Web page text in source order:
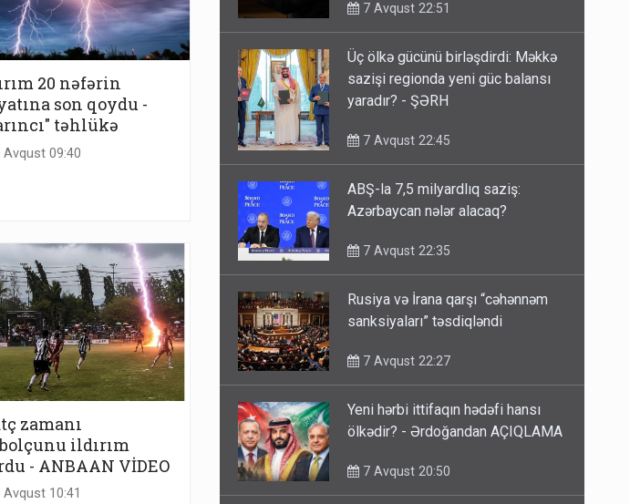
20 nəfərin
son qoydu -
təhlükə
Avqust 09:40
zamanı
ildırım
- ANBAAN VİDEO
Avqust 10:41
7 Avqust 22:51
Üç ölkə gücünü birləşdirdi: Məkkə
sazişi regionda yeni güc balansı
yaradır? - ŞƏRH
7 Avqust 22:45
ABŞ-la 7,5 milyardlıq saziş:
Azərbaycan nələr alacaq?
7 Avqust 22:35
Rusiya və İrana qarşı “cəhənnəm
sanksiyaları” təsdiqləndi
7 Avqust 22:27
Yeni hərbi ittifaqın hədəfi hansı
ölkədir? - Ərdoğandan AÇIQLAMA
7 Avqust 20:50